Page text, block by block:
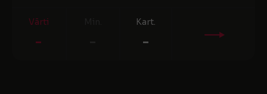
Vārti
-
Kart.
-